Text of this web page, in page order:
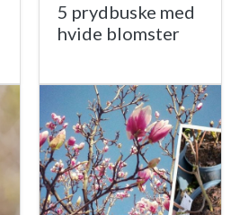
5 prydbuske med
hvide blomster